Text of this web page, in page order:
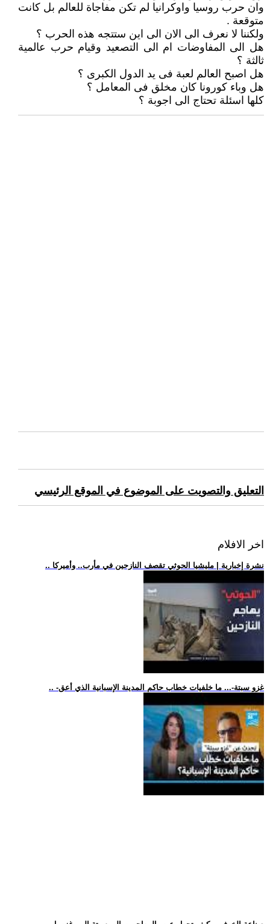
وان حرب روسيا واوكرانيا لم تكن مفاجاة للعالم بل كانت
متوقعة .
ولكننا لا نعرف الى الان الى اين ستتجه هذه الحرب ؟
هل الى المفاوضات ام الى التصعيد وقيام حرب عالمية
ثالثة ؟
هل اصبح العالم لعبة فى يد الدول الكبرى ؟
هل وباء كورونا كان مخلق فى المعامل ؟
كلها اسئلة تحتاج الى اجوبة ؟
التعليق والتصويت على الموضوع في الموقع الرئيسي
اخر الافلام
.. نشرة إخبارية | مليشيا الحوثي تقصف النازحين في مأرب.. وأميركا
.. -غزو سبتة-... ما خلفيات خطاب حاكم المدينة الإسبانية الذي أعق